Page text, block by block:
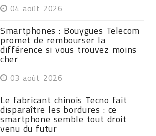
04 août 2026
Smartphones : Bouygues Telecom
promet de rembourser la
différence si vous trouvez moins
cher
03 août 2026
Le fabricant chinois Tecno fait
disparaître les bordures : ce
smartphone semble tout droit
venu du futur